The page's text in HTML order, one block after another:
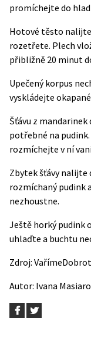
promíchejte do
Hotové těsto
rozetřete. Plech
přibližně 20 minut
Upečený korpus
vyskládejte
Šťávu z
potřebné na
rozmíchejte v ní
Zbytek šťávy nalijte
rozmíchaný pudink
nezhoustne.
Ještě horký pudink
uhlaďte a buchtu
Zdroj:
Autor: Ivana